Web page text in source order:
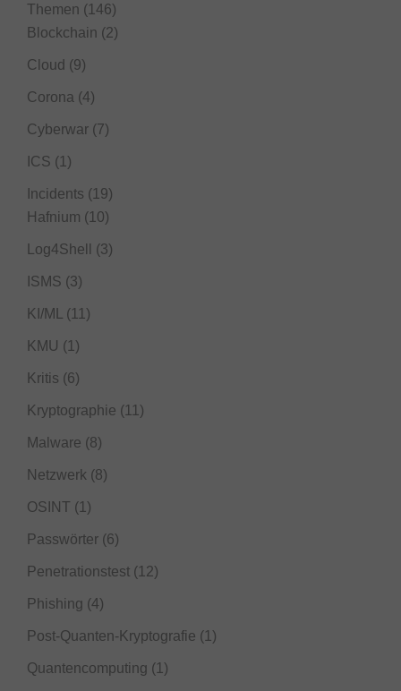
Themen (146)
Blockchain (2)
Cloud (9)
Corona (4)
Cyberwar (7)
ICS (1)
Incidents (19)
Hafnium (10)
Log4Shell (3)
ISMS (3)
KI/ML (11)
KMU (1)
Kritis (6)
Kryptographie (11)
Malware (8)
Netzwerk (8)
OSINT (1)
Passwörter (6)
Penetrationstest (12)
Phishing (4)
Post-Quanten-Kryptografie (1)
Quantencomputing (1)